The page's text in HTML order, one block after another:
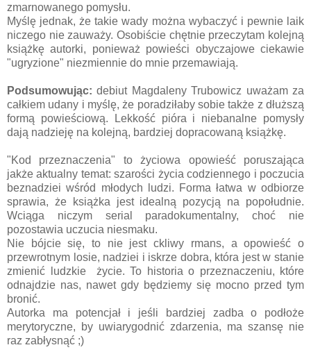
zmarnowanego pomysłu.
Myślę jednak, że takie wady można wybaczyć i pewnie laik
niczego nie zauważy. Osobiście chętnie przeczytam kolejną
książkę autorki, ponieważ powieści obyczajowe ciekawie
"ugryzione" niezmiennie do mnie przemawiają.
Podsumowując:debiut Magdaleny Trubowicz uważam za
całkiem udany i myślę, że poradziłaby sobie także z dłuższą
formą powieściową. Lekkość pióra i niebanalne pomysły
dają nadzieję na kolejną, bardziej dopracowaną książkę.
"Kod przeznaczenia" to życiowa opowieść poruszająca
jakże aktualny temat: szarości życia codziennego i poczucia
beznadziei wśród młodych ludzi. Forma łatwa w odbiorze
sprawia, że książka jest idealną pozycją na popołudnie.
Wciąga niczym serial paradokumentalny, choć nie
pozostawia uczucia niesmaku.
Nie bójcie się, to nie jest ckliwy rmans, a opowieść o
przewrotnym losie, nadziei i iskrze dobra, która jest w stanie
zmienić ludzkie życie. To historia o przeznaczeniu, które
odnajdzie nas, nawet gdy będziemy się mocno przed tym
bronić.
Autorka ma potencjał i jeśli bardziej zadba o podłoże
merytoryczne, by uwiarygodnić zdarzenia, ma szansę nie
raz zabłysnąć ;)